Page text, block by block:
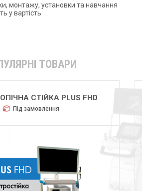
монтажу, установки та навчання
у вартість
ТОВАРИ
HUGER 2600
Під замовлення